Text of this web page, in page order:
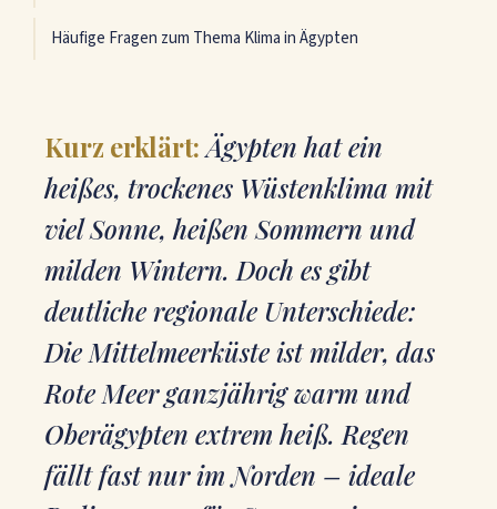
Kurz erklärt:Ägypten hat ein
heißes, trockenes Wüstenklima mit
viel Sonne, heißen Sommern und
milden Wintern. Doch es gibt
deutliche regionale Unterschiede:
Die Mittelmeerküste ist milder, das
Rote Meer ganzjährig warm und
Oberägypten extrem heiß. Regen
fällt fast nur im Norden – ideale
Häufige Fragen zum Thema Klima in Ägypten